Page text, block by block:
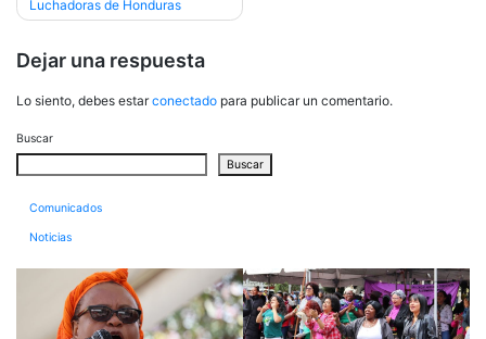
entradas
Luchadoras de Honduras
Dejar una respuesta
Lo siento, debes estarconectado para publicar un comentario.
Buscar
Buscar
Comunicados
Noticias